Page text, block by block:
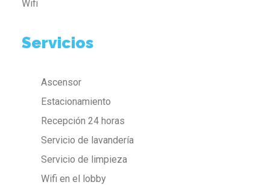
Wifi
Servicios
Ascensor
Estacionamiento
Recepción 24 horas
Servicio de lavandería
Servicio de limpieza
Wifi en el lobby